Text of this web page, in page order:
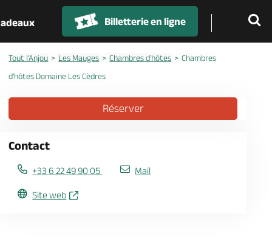
Billetterie en ligne
Tout l'Anjou Les Mauges Chambres d'hôtes
Chambres
d'hôtes Domaine Les Cèdres
Réserver
Contact
+33 6 22 49 90 05 Mail
Site web